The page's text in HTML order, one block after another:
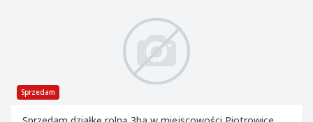
Sprzedam